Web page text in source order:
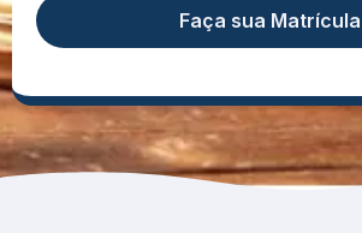
Faça sua Matrícula